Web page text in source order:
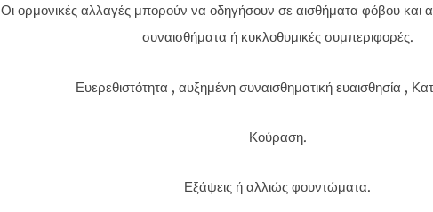
Οι ορμονικές αλλαγές μπορούν να οδηγήσουν σε αισθήματα φόβου και
συναισθήματα ή κυκλοθυμικές συμπεριφορές.
Ευερεθιστότητα , αυξημένη συναισθηματική ευαισθησία ,
Κούραση.
Εξάψεις ή αλλιώς φουντώματα.